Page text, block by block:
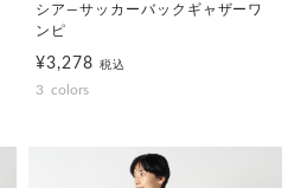
シア―サッカーバックギャザーワ
ンピ
¥3,278 税込
3 colors